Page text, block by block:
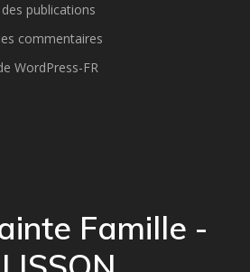
des publications
commentaires
WordPress-FR
Famille -